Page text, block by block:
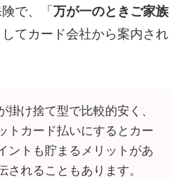
で、「 万が一のときご家族
てカード会社から案内され
掛け捨て型で比較的安く、
トカード払いにするとカー
ントも貯まるメリットがあ
されることもあります。